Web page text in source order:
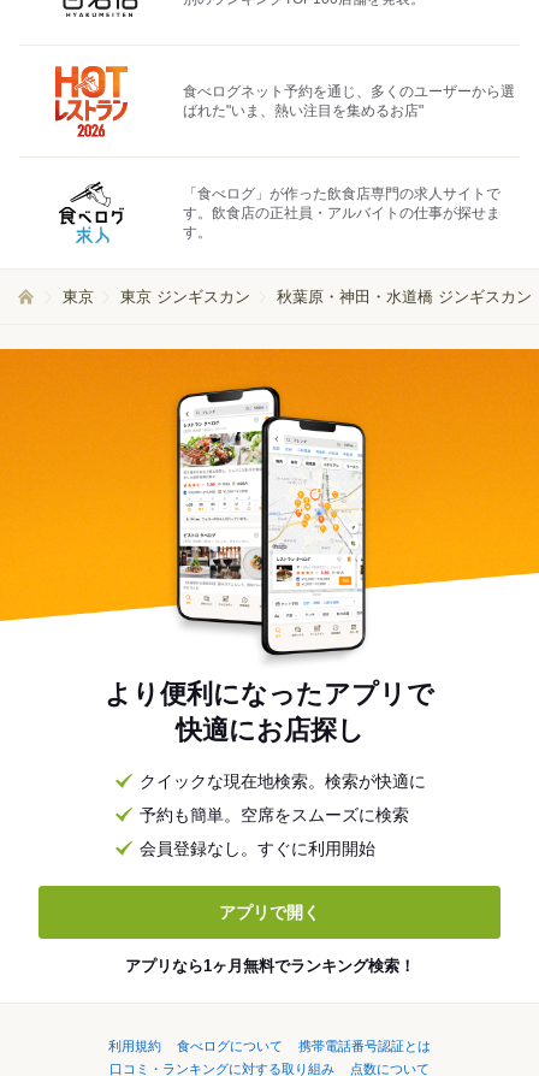
食べログネット予約を通じ、多くのユーザーから選
ばれた"いま、熱い注目を集めるお店"
「食べログ」が作った飲食店専門の求人サイトで
す。飲食店の正社員・アルバイトの仕事が探せま
す。
東京 東京 ジンギスカン 秋葉原・神田・水道橋 ジンギスカン
より便利になったアプリで
快適にお店探し
クイックな現在地検索。検索が快適に
予約も簡単。空席をスムーズに検索
会員登録なし。すぐに利用開始
アプリで開く
アプリなら1ヶ月無料でランキング検索！
利用規約 食べログについて
携帯電話番号認証とは
口コミ・ランキングに対する取り組み
点数について